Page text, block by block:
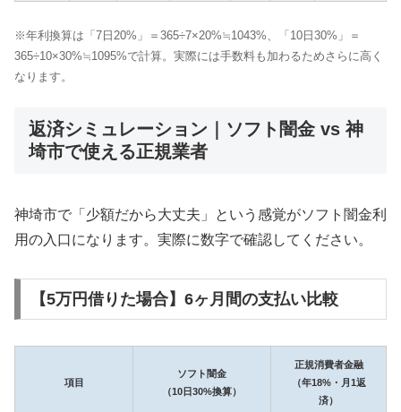
※年利換算は「7日20%」＝365÷7×20%≒1043%、「10日30%」＝
365÷10×30%≒1095%で計算。実際には手数料も加わるためさらに高く
なります。
返済シミュレーション｜ソフト闇金 vs 神
埼市で使える正規業者
神埼市で「少額だから大丈夫」という感覚がソフト闇金利
用の入口になります。実際に数字で確認してください。
【5万円借りた場合】6ヶ月間の支払い比較
項目
ソフト闇金
（10日30%換算）
正規消費者金融
（年18%・月1返
済）